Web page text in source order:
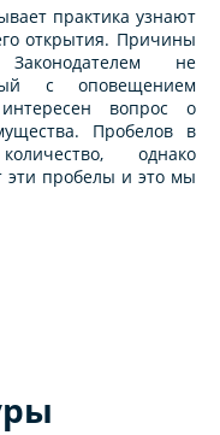
практика узнают
открытия. Причины
Законодателем не
с оповещением
вопрос о
Пробелов в
однако
эти пробелы и это мы